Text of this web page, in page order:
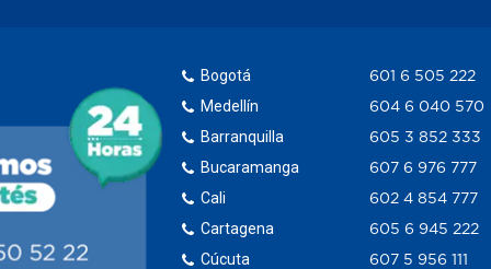
Bogotá
Medellín
Barranquilla
Bucaramanga
Cali
Cartagena
Cúcuta
601 6 505 222
604 6 040 570
605 3 852 333
607 6 976 777
602 4 854 777
605 6 945 222
607 5 956 111